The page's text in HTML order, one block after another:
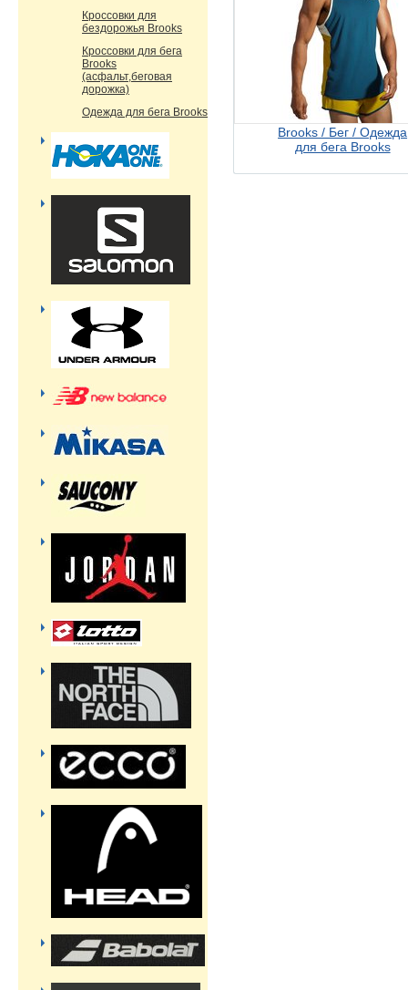
Brooks / Бег / Одежда
для бега Brooks
Кроссовки для
бездорожья Brooks
Кроссовки для бега
Brooks
(асфальт,беговая
дорожка)
Одежда для бега Brooks